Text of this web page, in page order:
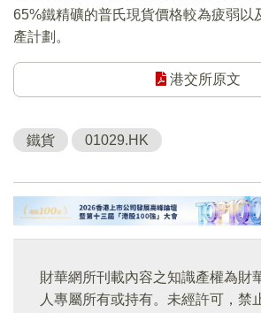
65%鐵精礦的普氏現貨價格較為疲弱以
產計劃。
港交所原文
鐵貨 01029.HK
財華網所刊載內容之知識產權為財
人專屬所有或持有。未經許可，禁